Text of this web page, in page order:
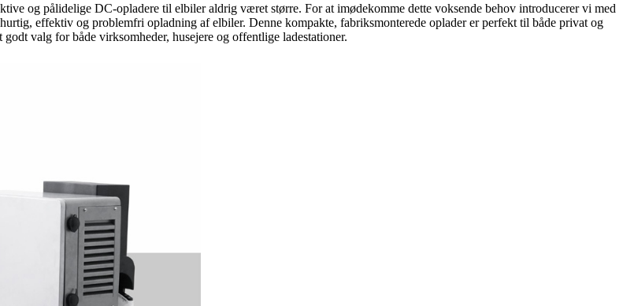
og pålidelige DC-opladere til elbiler aldrig været større. For at imødekomme dette voksende behov introducerer vi med
effektiv og problemfri opladning af elbiler. Denne kompakte, fabriksmonterede oplader er perfekt til både privat og
valg for både virksomheder, husejere og offentlige ladestationer.